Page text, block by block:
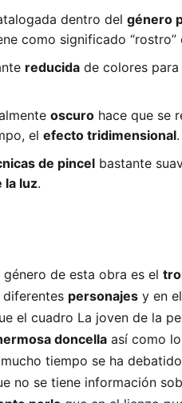
dentro del género
como significado “rostro”
reducida de colores
oscuro hace que se
el efecto tridimensional.
de pincel bastante
la luz.
de esta obra es el
diferentes personajes y en el
el cuadro La joven de la
doncella así como
tiempo se ha
no se tiene información